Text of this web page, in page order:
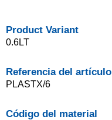
Product Variant
0.6LT
Referencia del artículo
PLASTX/6
Código del material